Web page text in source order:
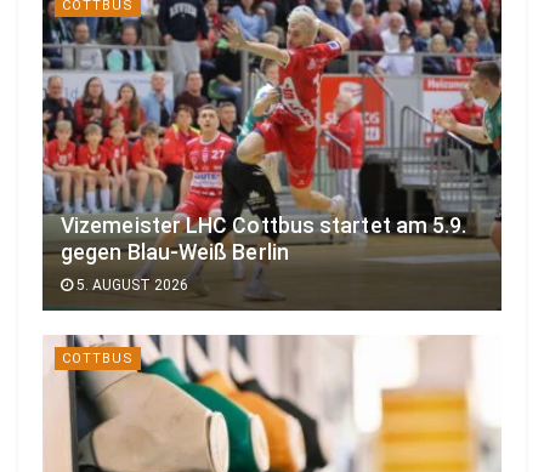
COTTBUS
Vizemeister LHC Cottbus startet am 5.9.
gegen Blau-Weiß Berlin
5. AUGUST 2026
COTTBUS